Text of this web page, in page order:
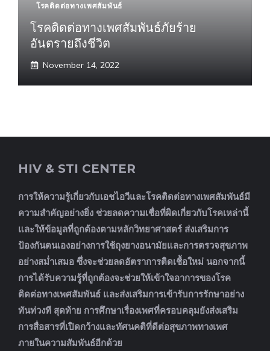
โรคติดต่อทางเพศสัมพันธ์
โรคติดต่อทางเพศสัมพันธ์ภัยร้าย
อันตรายถึงชีวิต
November 14, 2022
HIV & STI CENTER
การให้ความรู้เกี่ยวกับเอชไอวีและโรคติดต่อทางเพศสัมพันธ์มี
ความสำคัญอย่างยิ่ง ช่วยลดความเชื่อที่ผิดเกี่ยวกับโรคเหล่านี้
และให้ข้อมูลที่ถูกต้องตามหลักวิทยาศาสตร์ ส่งเสริมการ
ป้องกันตนเองอย่างการใช้ถุงยางอนามัยและการตรวจสุขภาพ
อย่างสม่ำเสมอ ซึ่งจะช่วยลดอัตราการติดเชื้อใหม่ นอกจากนี้
การได้รับความรู้ที่ถูกต้องจะช่วยให้เข้าใจอาการของโรค
ติดต่อทางเพศสัมพันธ์ และส่งเสริมการเข้ารับการรักษาอย่าง
ทันท่วงที สุดท้าย การศึกษาเรื่องเพศที่ครอบคลุมยังส่งเสริม
การสื่อสารที่เปิดกว้างและทัศนคติที่ดีต่อสุขภาพทางเพศ
ภายในความสัมพันธ์อีกด้วย